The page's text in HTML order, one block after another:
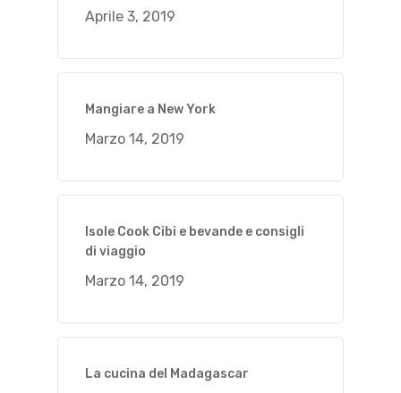
Aprile 3, 2019
Mangiare a New York
Marzo 14, 2019
Isole Cook Cibi e bevande e consigli
di viaggio
Marzo 14, 2019
La cucina del Madagascar